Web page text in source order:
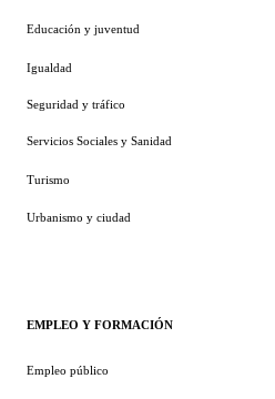
Educación y juventud
Igualdad
Seguridad y tráfico
Servicios Sociales y Sanidad
Turismo
Urbanismo y ciudad
EMPLEO Y FORMACIÓN
Empleo público